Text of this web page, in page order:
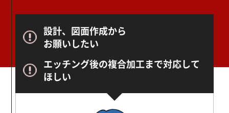
設計、図面作成から
お願いしたい
エッチング後の複合加工まで対応して
ほしい